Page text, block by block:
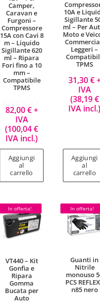
Camper,
Caravan e
Furgoni –
Compressore
15A con Cavi 8
m – Liquido
Sigillante 620
ml – Ripara
Fori fino a 10
mm –
Compatibile
TPMS
Valutato
5.00
su 5
82,00€+
IVA
(100,04€
IVA incl.)
Aggiungi
al
carrello
10A e
Sigillante
ml – Per
Moto e
Leggeri –
TPMS
31,30€
IVA
(38,19€
IVA
Aggiungi
al
carrello
In offerta!
VT440 – Kit
Gonfia e
Ripara
Gomma
Bucata per
Auto
In offerta!
Guanti in
Nitrile
monouso
PCS
n85 nero